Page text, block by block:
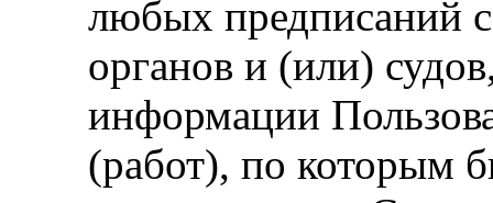
любых предписаний
органов и (или)
информации
(работ), по которым